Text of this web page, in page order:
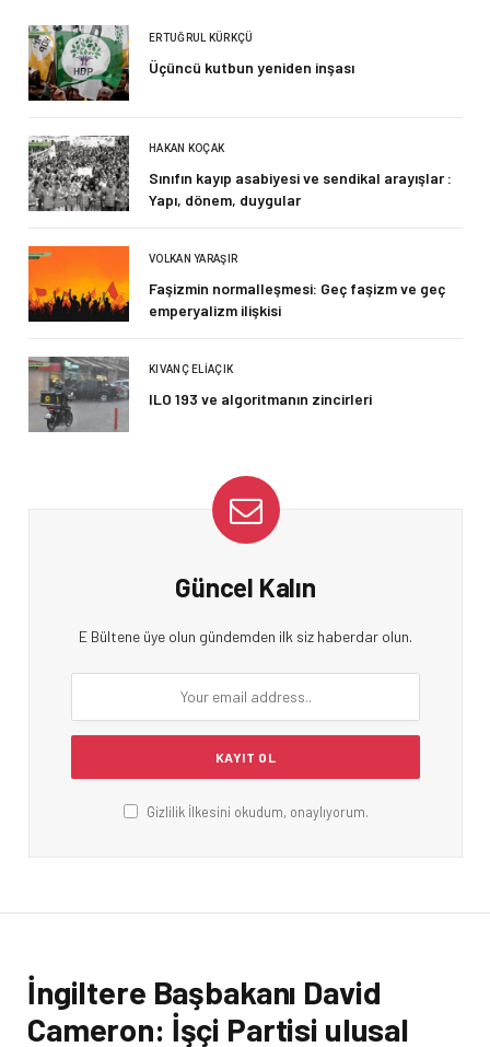
ERTUĞRUL KÜRKÇÜ
Üçüncü kutbun yeniden inşası
HAKAN KOÇAK
Sınıfın kayıp asabiyesi ve sendikal arayışlar :
Yapı, dönem, duygular
VOLKAN YARAŞIR
Faşizmin normalleşmesi: Geç faşizm ve geç
emperyalizm ilişkisi
KIVANÇ ELIAÇIK
ILO 193 ve algoritmanın zincirleri
Güncel Kalın
E Bültene üye olun gündemden ilk siz haberdar olun.
Gizlilik İlkesini okudum, onaylıyorum.
İngiltere Başbakanı David
Cameron: İşçi Partisi ulusal